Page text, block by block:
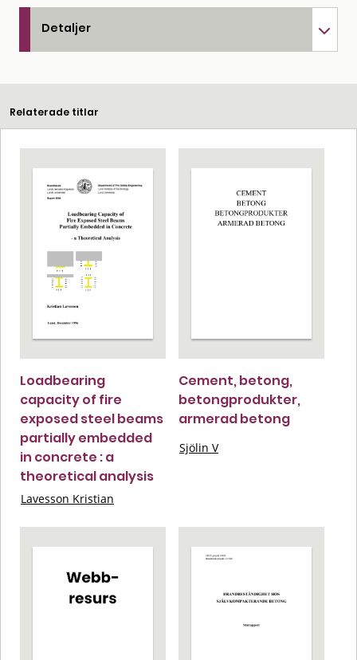
Detaljer
Relaterade titlar
Loadbearing
capacity of fire
exposed steel beams
partially embedded
in concrete : a
theoretical analysis
Lavesson Kristian
Cement, betong,
betongprodukter,
armerad betong
Sjölin V